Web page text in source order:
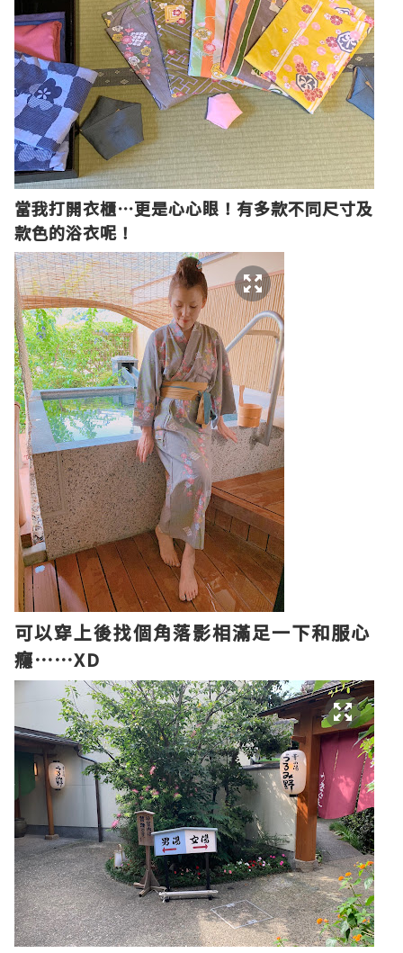
當我打開衣櫃⋯更是心心眼！有多款不同尺寸及
款色的浴衣呢！
可以穿上後找個角落影相滿足一下和服心
癮⋯⋯XD